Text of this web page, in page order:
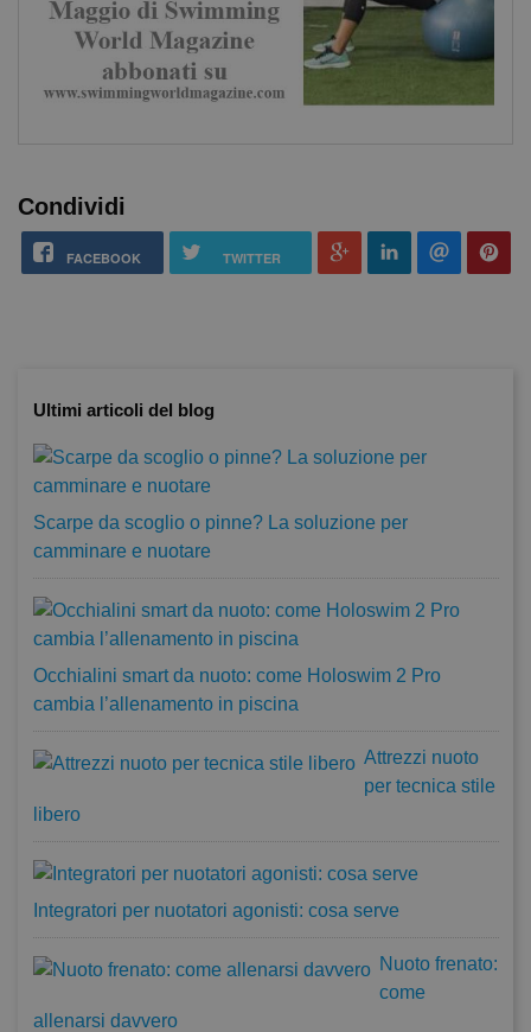
Condividi
FACEBOOK TWITTER
Ultimi articoli del blog
Scarpe da scoglio o pinne? La soluzione per
camminare e nuotare
Occhialini smart da nuoto: come Holoswim 2 Pro
cambia l’allenamento in piscina
Attrezzi nuoto
per tecnica stile
libero
Integratori per nuotatori agonisti: cosa serve
Nuoto frenato:
come
allenarsi davvero